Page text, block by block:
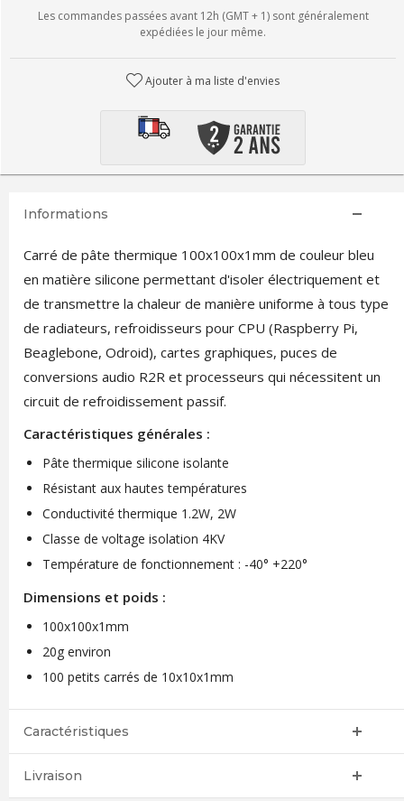
Les commandes passées avant 12h (GMT + 1) sont généralement
expédiées le jour même.
Ajouter à ma liste d'envies
Informations
Carré de pâte thermique 100x100x1mm de couleur bleu
en matière silicone permettant d'isoler électriquement et
de transmettre la chaleur de manière uniforme à tous type
de radiateurs, refroidisseurs pour CPU (Raspberry Pi,
Beaglebone, Odroid), cartes graphiques, puces de
conversions audio R2R et processeurs qui nécessitent un
circuit de refroidissement passif.
Caractéristiques générales :
Pâte thermique silicone isolante
Résistant aux hautes températures
Conductivité thermique 1.2W, 2W
Classe de voltage isolation 4KV
Température de fonctionnement : -40° +220°
Dimensions et poids :
100x100x1mm
20g environ
100 petits carrés de 10x10x1mm
Caractéristiques
Livraison